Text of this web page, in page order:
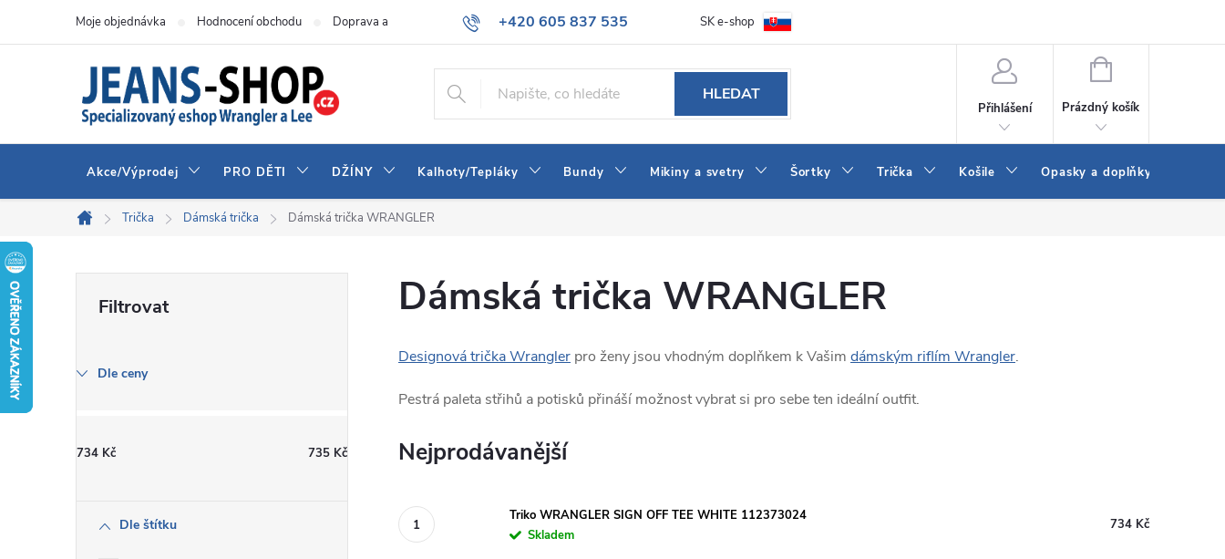
+420 605 837 535
info@jeans-shop.cz
Moje objednávka Hodnocení obchodu Doprava a platba Obchodní podmínky Naše prodejna Blog Kontakt
SK e-shop
HLEDAT
Přihlášení
NÁKUPNÍ
Prázdný košík
Akce/Výprodej PRO DĚTI DŽÍNY Kalhoty/Tepláky Bundy Mikiny a svetry Šortky Trička Košile Opasky a doplňky
Domů
Trička Dámská trička Dámská trička WRANGLER
s
Dle ceny
734 Kč 735 Kč
Dle štítku
Dámská trička WRANGLER
Designová trička Wrangler pro ženy jsou vhodným doplňkem k Vašim dámským riflím Wrangler.
Pestrá paleta střihů a potisků přináší možnost vybrat si pro sebe ten ideální outfit.
Nejprodávanější
Triko WRANGLER SIGN OFF TEE WHITE 112373024
Skladem
734 Kč